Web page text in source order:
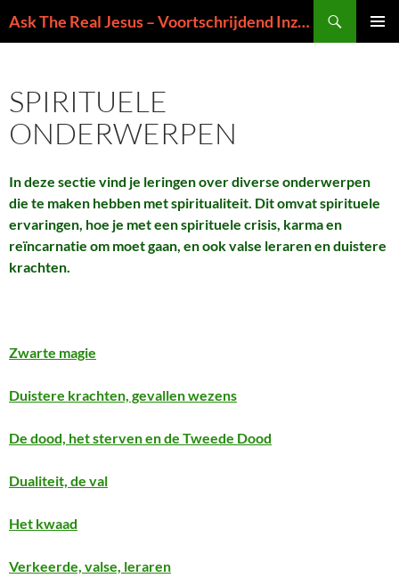
naar
Ask The Real Jesus – Voortschrijdend Inzicht in de Zin van het Leven
SPIRITUELE
ONDERWERPEN
In deze sectie vind je leringen over diverse onderwerpen
die te maken hebben met spiritualiteit. Dit omvat spirituele
ervaringen, hoe je met een spirituele crisis, karma en
reïncarnatie om moet gaan, en ook valse leraren en duistere
krachten.
Zwarte magie
Duistere krachten, gevallen wezens
De dood, het sterven en de Tweede Dood
Dualiteit, de val
Het kwaad
Verkeerde, valse, leraren